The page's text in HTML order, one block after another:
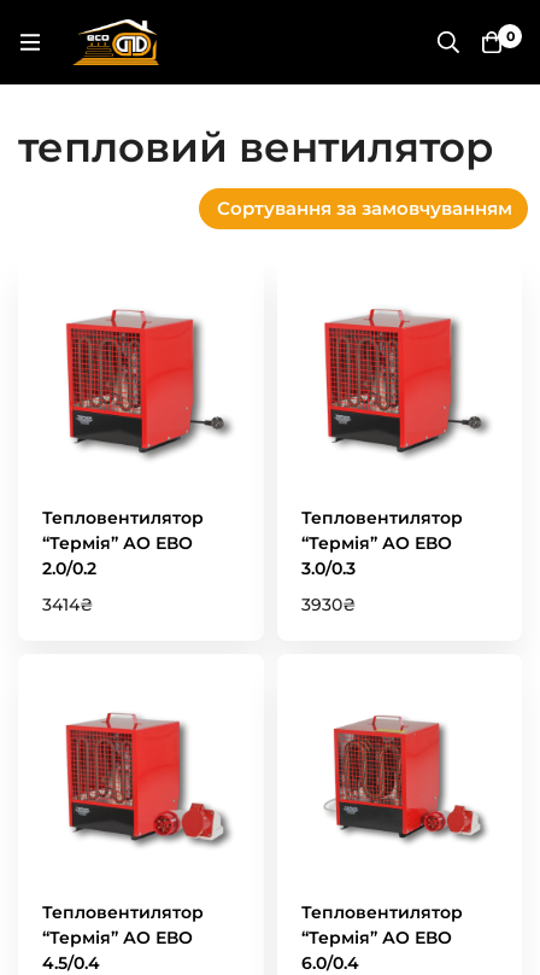
0
тепловий вентилятор
Сортування за замовчуванням
Тепловентилятор
“Термія” АО ЕВО
2.0/0.2
3414₴
Тепловентилятор
“Термія” АО ЕВО
3.0/0.3
3930₴
Тепловентилятор
“Термія” АО ЕВО
4.5/0.4
Тепловентилятор
“Термія” АО ЕВО
6.0/0.4